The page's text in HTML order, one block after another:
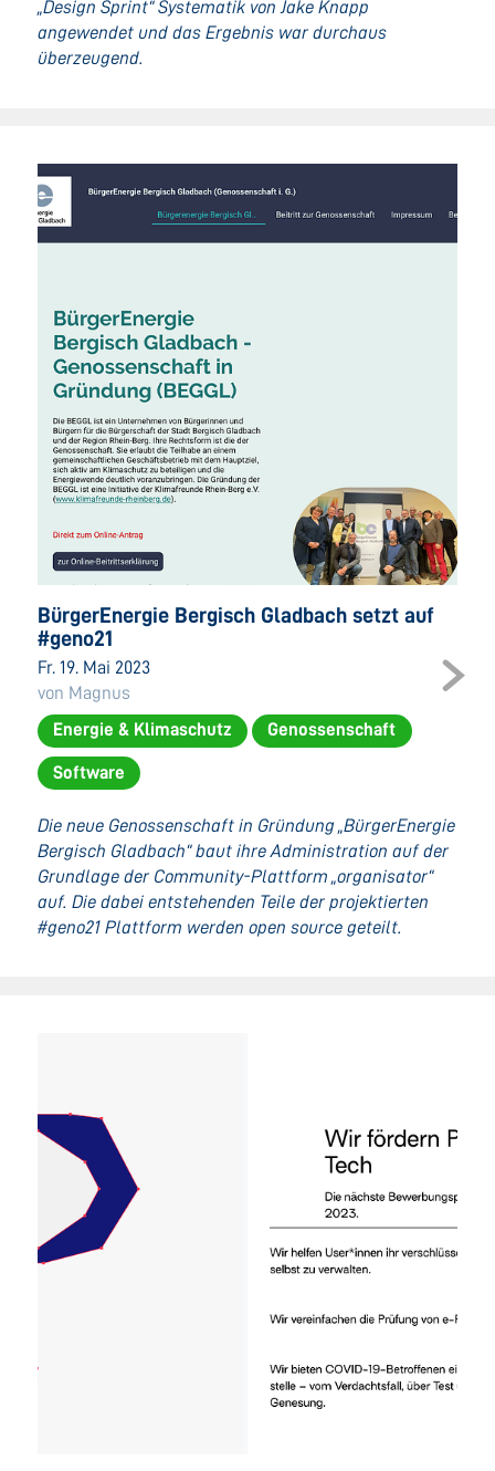
„Design Sprint“ Systematik von Jake Knapp
angewendet und das Ergebnis war durchaus
überzeugend.
BürgerEnergie Bergisch Gladbach setzt auf
#geno21
Fr. 19. Mai 2023
von Magnus
Energie & Klimaschutz
Genossenschaft
Software
Die neue Genossenschaft in Gründung „BürgerEnergie
Bergisch Gladbach“ baut ihre Administration auf der
Grundlage der Community-Plattform „organisator“
auf. Die dabei entstehenden Teile der projektierten
#geno21 Plattform werden open source geteilt.